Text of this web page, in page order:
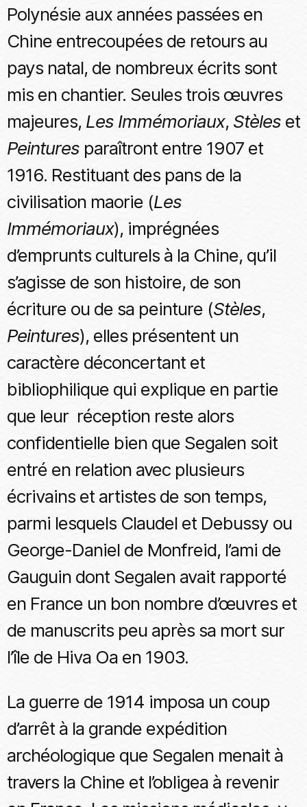
Polynésie aux années passées en
Chine entrecoupées de retours au
pays natal, de nombreux écrits sont
mis en chantier. Seules trois œuvres
majeures, Les Immémoriaux, Stèles et
Peintures paraîtront entre 1907 et
1916. Restituant des pans de la
civilisation maorie (Les
Immémoriaux), imprégnées
d’emprunts culturels à la Chine, qu’il
s’agisse de son histoire, de son
écriture ou de sa peinture (Stèles,
Peintures), elles présentent un
caractère déconcertant et
bibliophilique qui explique en partie
que leur réception reste alors
confidentielle bien que Segalen soit
entré en relation avec plusieurs
écrivains et artistes de son temps,
parmi lesquels Claudel et Debussy ou
George-Daniel de Monfreid, l’ami de
Gauguin dont Segalen avait rapporté
en France un bon nombre d’œuvres et
de manuscrits peu après sa mort sur
l’île de Hiva Oa en 1903.
La guerre de 1914 imposa un coup
d’arrêt à la grande expédition
archéologique que Segalen menait à
travers la Chine et l’obligea à revenir